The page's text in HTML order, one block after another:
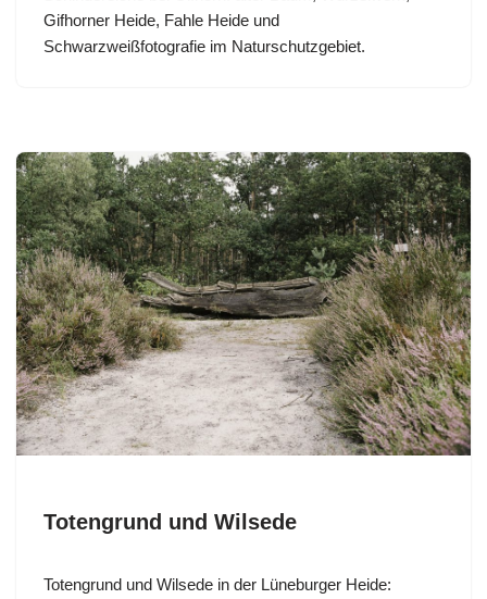
Gifhorner Heide, Fahle Heide und
Schwarzweißfotografie im Naturschutzgebiet.
Totengrund und Wilsede
Totengrund und Wilsede in der Lüneburger Heide: